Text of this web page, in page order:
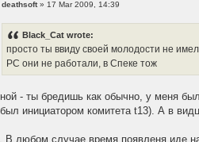
deathsoft» 17 Mar 2009, 14:39
Black_Cat wrote:
просто ты ввиду своей молодости не
РС они не работали, в Спеке тож
- ты бредишь как обычно, у меня
был инициатором комитета t13). А в
В любом случае время появленя иде